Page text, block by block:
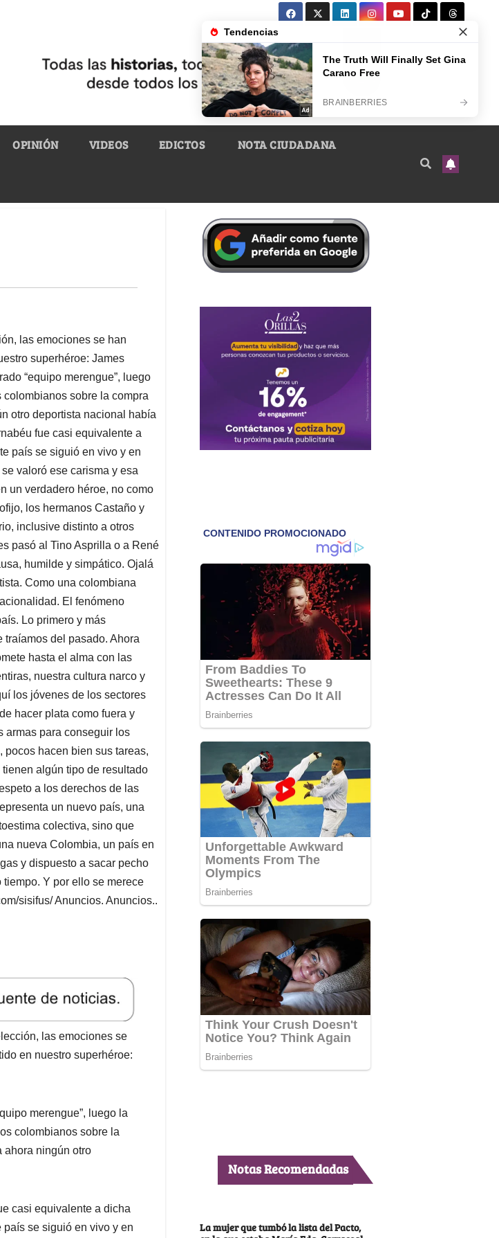
OPINIÓN VIDEOS EDICTOS NOTA CIUDADANA
las emociones se han
superhéroe: James
“equipo merengue”, luego
sobre la compra
otro deportista nacional había
fue casi equivalente a
país se siguió en vivo y en
valoró ese carisma y esa
un verdadero héroe, no como
los hermanos Castaño y
inclusive distinto a otros
pasó al Tino Asprilla o a René
humilde y simpático. Ojalá
Como una colombiana
El fenómeno
Lo primero y más
del pasado. Ahora
hasta el alma con las
nuestra cultura narco y
los jóvenes de los sectores
hacer plata como fuera y
armas para conseguir los
pocos hacen bien sus tareas,
algún tipo de resultado
a los derechos de las
un nuevo país, una
colectiva, sino que
nueva Colombia, un país en
y dispuesto a sacar pecho
Y por ello se merece
sisifus/ Anuncios. Anuncios..
las emociones se
en nuestro superhéroe:
merengue”, luego la
colombianos sobre la
ahora ningún otro
casi equivalente a dicha
se siguió en vivo y en
Notas Recomendadas
La mujer que tumbó la lista del Pacto,